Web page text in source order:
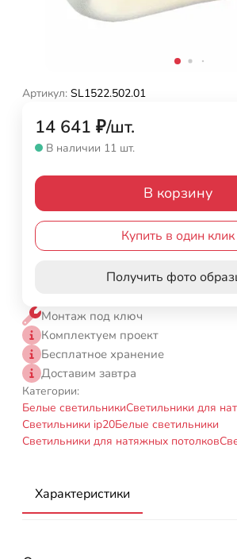
Артикул: SL1522.502.01
14 641 ₽/шт.
В наличии 11 шт.
В корзину
Купить в один клик
Получить фото
Монтаж под ключ
Комплектуем проект
Бесплатное хранение
Доставим завтра
Категории:
Белые светильникиСветильники для
Светильники ip20Белые светильники
Светильники для натяжных потолков
Характеристики